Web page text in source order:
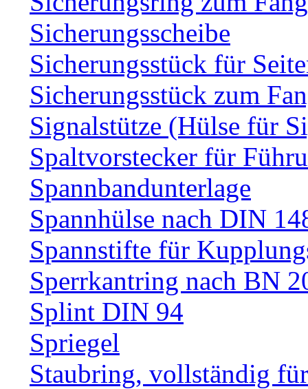
Sicherungsscheibe
Sicherungsstück für
Sicherungsstück zum
Signalstütze (Hülse für
Spaltvorstecker für
Spannbandunterlage
Spannhülse nach DIN
Spannstifte für
Sperrkantring nach BN
Splint DIN 94
Spriegel
Staubring, vollständig